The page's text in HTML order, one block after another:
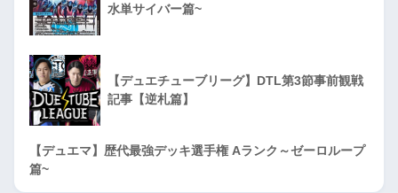
水単サイバー篇~
【デュエチューブリーグ】DTL第3節事前観戦
記事【逆札篇】
【デュエマ】歴代最強デッキ選手権 Aランク～ゼーロループ
篇~